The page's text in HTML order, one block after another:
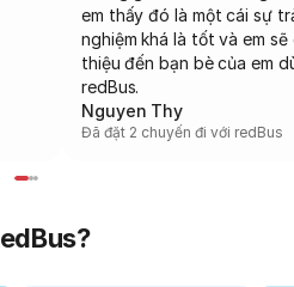
em thấy đó là một cái sự
nghiệm khá là tốt và em sẽ
thiệu đến bạn bè của em
redBus.
Nguyen Thy
Đã đặt 2 chuyến đi với redBus